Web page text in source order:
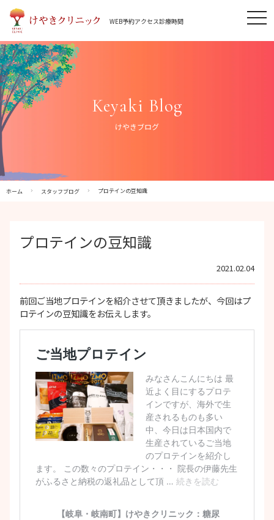
Skip
content
WEB予約アクセス診療時間
Keyaki Blog
けやきブログ
ホーム スタッフブログ プロテインの豆知識
プロテインの豆知識
2021.02.04
前回ご当地プロテインを紹介させて頂きましたが、今回はプ
ロテインの豆知識をお伝えします。